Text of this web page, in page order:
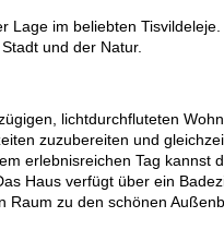
Lage im beliebten
und der Natur.
lichtdurchfluteten
zuzubereiten und
erlebnisreichen Tag kannst
Haus verfügt über ein
zu den schönen